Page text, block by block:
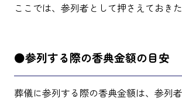
ここでは、参列者として押さえておき
●参列する際の香典金額の目安
葬儀に参列する際の香典金額は、参列